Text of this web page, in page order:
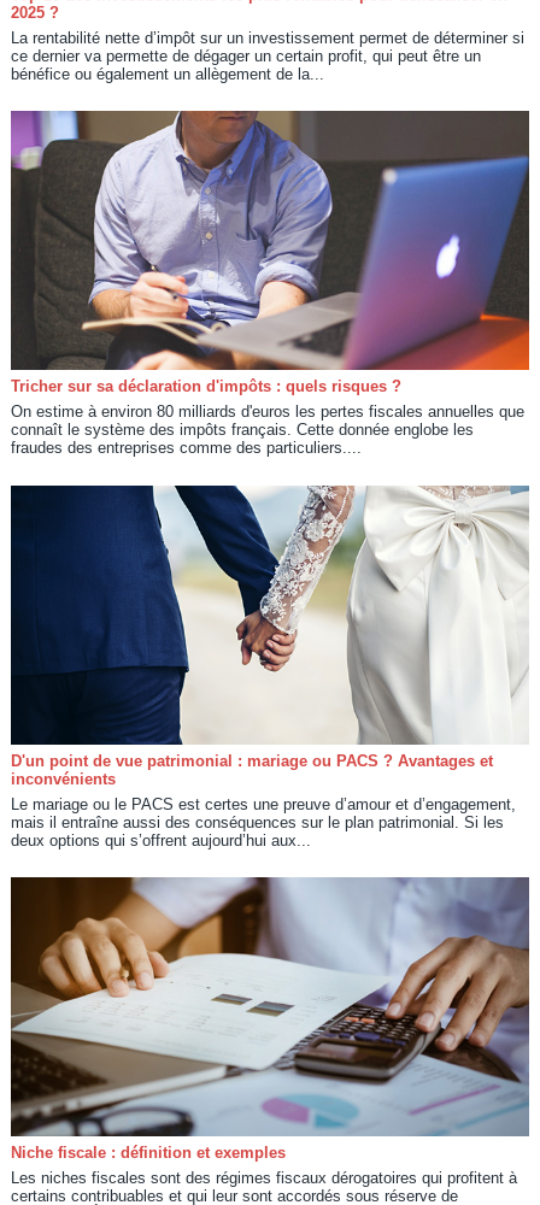
2025 ?
La rentabilité nette d’impôt sur un investissement permet de déterminer si
ce dernier va permette de dégager un certain profit, qui peut être un
bénéfice ou également un allègement de la...
Tricher sur sa déclaration d'impôts : quels risques ?
On estime à environ 80 milliards d'euros les pertes fiscales annuelles que
connaît le système des impôts français. Cette donnée englobe les
fraudes des entreprises comme des particuliers....
D'un point de vue patrimonial : mariage ou PACS ? Avantages et
inconvénients
Le mariage ou le PACS est certes une preuve d’amour et d’engagement,
mais il entraîne aussi des conséquences sur le plan patrimonial. Si les
deux options qui s’offrent aujourd’hui aux...
Niche fiscale : définition et exemples
Les niches fiscales sont des régimes fiscaux dérogatoires qui profitent à
certains contribuables et qui leur sont accordés sous réserve de